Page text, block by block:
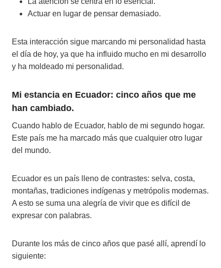
Actuar en lugar de pensar demasiado.
Esta interacción sigue marcando mi personalidad hasta
el día de hoy, ya que ha influido mucho en mi desarrollo
y ha moldeado mi personalidad.
Mi estancia en Ecuador: cinco años que me
han cambiado.
Cuando hablo de Ecuador, hablo de mi segundo hogar.
Este país me ha marcado más que cualquier otro lugar
del mundo.
Ecuador es un país lleno de contrastes: selva, costa,
montañas, tradiciones indígenas y metrópolis modernas.
A esto se suma una alegría de vivir que es difícil de
expresar con palabras.
Durante los más de cinco años que pasé allí, aprendí lo
siguiente: